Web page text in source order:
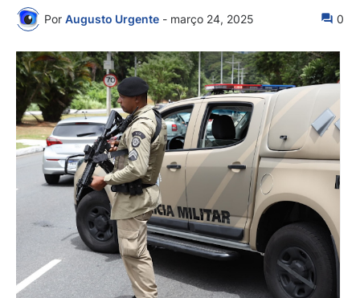
Por Augusto Urgente - março 24, 2025 0